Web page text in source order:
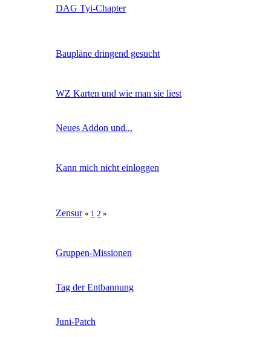
DAG Tyi-Chapter
Baupläne dringend gesucht
WZ Karten und wie man sie liest
Neues Addon und...
Kann mich nicht einloggen
Zensur « 1 2 »
Gruppen-Missionen
Tag der Entbannung
Juni-Patch